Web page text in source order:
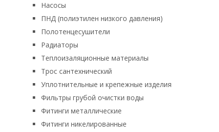
Насосы
ПНД (полиэтилен низкого давления)
Полотенцесушители
Радиаторы
Теплоизаляционные материалы
Трос сантехнический
Уплотнительные и крепежные изделия
Фильтры грубой очистки воды
Фитинги металлические
Фитинги никелированные